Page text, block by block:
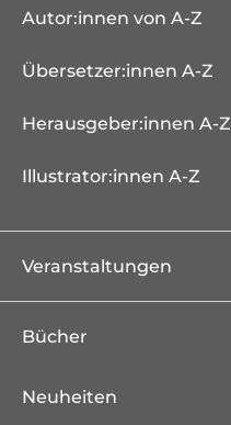
Autor:innen von A-Z
Übersetzer:innen A-Z
Herausgeber:innen A-Z
Illustrator:innen A-Z
Veranstaltungen
Bücher
Neuheiten